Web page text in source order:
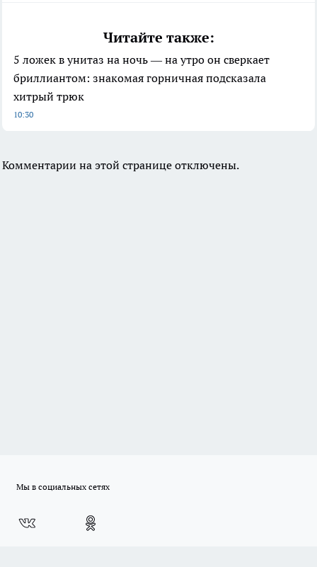
Читайте также:
5 ложек в унитаз на ночь — на утро он сверкает
бриллиантом: знакомая горничная подсказала
хитрый трюк
10:30
Комментарии на этой странице отключены.
Мы в социальных сетях